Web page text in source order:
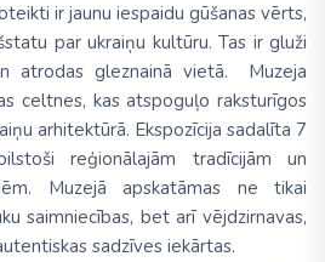
ir jaunu iespaidu gūšanas vērts,
par ukraiņu kultūru. Tas ir gluži
atrodas gleznainā vietā. Muzeja
celtnes, kas atspoguļo raksturīgos
arhitektūrā. Ekspozīcija sadalīta 7
reģionālajām tradīcijām un
Muzejā apskatāmas ne tikai
saimniecības, bet arī vējdzirnavas,
sadzīves iekārtas.